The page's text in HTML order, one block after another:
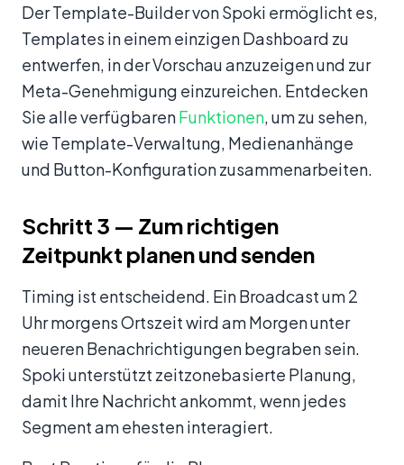
Der Template-Builder von Spoki ermöglicht es,
Templates in einem einzigen Dashboard zu
entwerfen, in der Vorschau anzuzeigen und zur
Meta-Genehmigung einzureichen. Entdecken
Sie alle verfügbarenFunktionen, um zu sehen,
wie Template-Verwaltung, Medienanhänge
und Button-Konfiguration zusammenarbeiten.
Schritt 3 — Zum richtigen
Zeitpunkt planen und senden
Timing ist entscheidend. Ein Broadcast um 2
Uhr morgens Ortszeit wird am Morgen unter
neueren Benachrichtigungen begraben sein.
Spoki unterstützt zeitzonebasierte Planung,
damit Ihre Nachricht ankommt, wenn jedes
Segment am ehesten interagiert.